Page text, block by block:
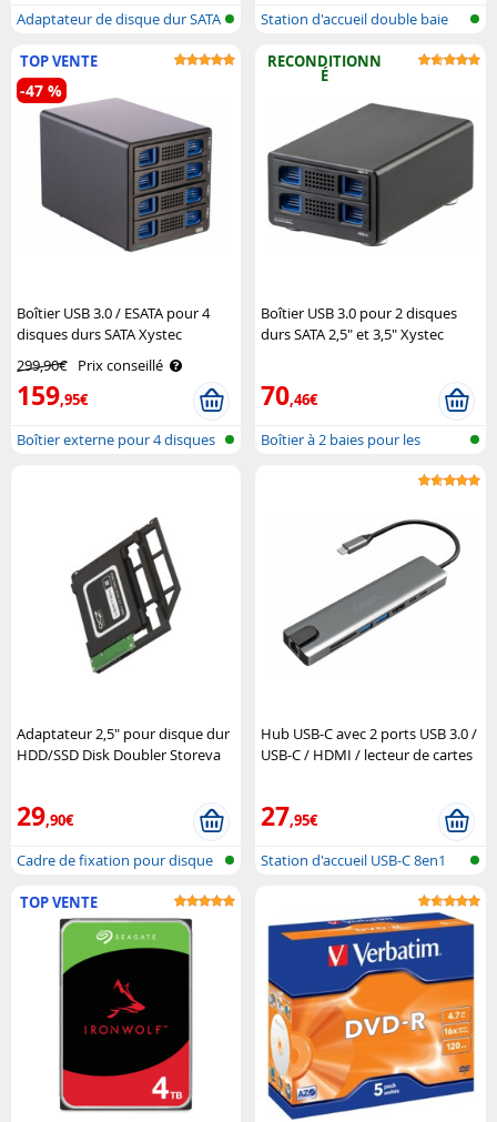
Adaptateur de disque dur SATA
Station d'accueil double baie
TOP VENTE
Boîtier USB 3.0 / ESATA pour 4
disques durs SATA Xystec
299,90€ Prix conseillé
159,95€
-47 %
Boîtier externe pour 4 disques
RECONDITIONN
É
Boîtier USB 3.0 pour 2 disques
durs SATA 2,5" et 3,5" Xystec
70,46€
Boîtier à 2 baies pour les
Adaptateur 2,5" pour disque dur
HDD/SSD Disk Doubler Storeva
29,90€
Cadre de fixation pour disque
Hub USB-C avec 2 ports USB 3.0 /
USB-C / HDMI / lecteur de cartes
27,95€
Station d'accueil USB-C 8en1
TOP VENTE